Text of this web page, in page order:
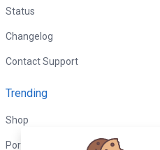
Status
Changelog
Contact Support
Trending
Shop
Portfolio